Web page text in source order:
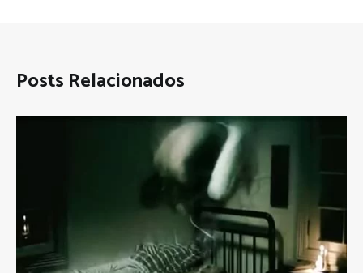
Posts Relacionados